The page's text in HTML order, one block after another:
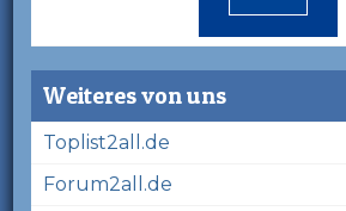
Weiteres von uns
Toplist2all.de
Forum2all.de